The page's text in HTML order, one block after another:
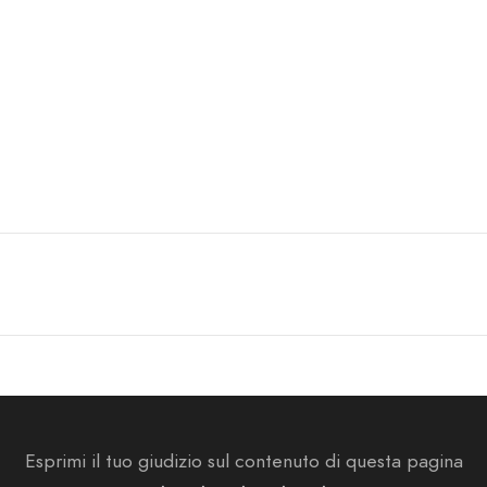
Esprimi il tuo giudizio sul contenuto di questa pagina